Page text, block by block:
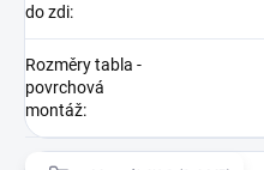
do zdi:
Rozměry tabla -
povrchová
montáž: